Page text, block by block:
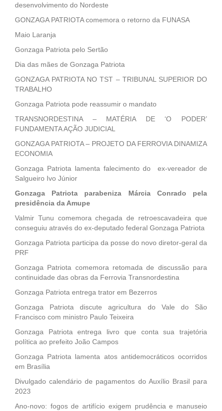
desenvolvimento do Nordeste
GONZAGA PATRIOTA comemora o retorno da FUNASA
Maio Laranja
Gonzaga Patriota pelo Sertão
Dia das mães de Gonzaga Patriota
GONZAGA PATRIOTA NO TST – TRIBUNAL SUPERIOR DO
TRABALHO
Gonzaga Patriota pode reassumir o mandato
TRANSNORDESTINA – MATÉRIA DE ‘O PODER’
FUNDAMENTA AÇÃO JUDICIAL
GONZAGA PATRIOTA – PROJETO DA FERROVIA DINAMIZA
ECONOMIA
Gonzaga Patriota lamenta falecimento do ex-vereador de
Salgueiro Ivo Júnior
Gonzaga Patriota parabeniza Márcia Conrado pela
presidência da Amupe
Valmir Tunu comemora chegada de retroescavadeira que
conseguiu através do ex-deputado federal Gonzaga Patriota
Gonzaga Patriota participa da posse do novo diretor-geral da
PRF
Gonzaga Patriota comemora retomada de discussão para
continuidade das obras da Ferrovia Transnordestina
Gonzaga Patriota entrega trator em Bezerros
Gonzaga Patriota discute agricultura do Vale do São
Francisco com ministro Paulo Teixeira
Gonzaga Patriota entrega livro que conta sua trajetória
política ao prefeito João Campos
Gonzaga Patriota lamenta atos antidemocráticos ocorridos
em Brasília
Divulgado calendário de pagamentos do Auxílio Brasil para
2023
Ano-novo: fogos de artifício exigem prudência e manuseio